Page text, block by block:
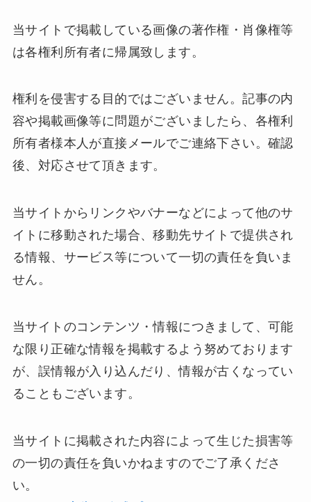
当サイトで掲載している画像の著作権・肖像権等
は各権利所有者に帰属致します。
権利を侵害する目的ではございません。記事の内
容や掲載画像等に問題がございましたら、各権利
所有者様本人が直接メールでご連絡下さい。確認
後、対応させて頂きます。
当サイトからリンクやバナーなどによって他のサ
イトに移動された場合、移動先サイトで提供され
る情報、サービス等について一切の責任を負いま
せん。
当サイトのコンテンツ・情報につきまして、可能
な限り正確な情報を掲載するよう努めております
が、誤情報が入り込んだり、情報が古くなってい
ることもございます。
当サイトに掲載された内容によって生じた損害等
の一切の責任を負いかねますのでご了承くださ
い。